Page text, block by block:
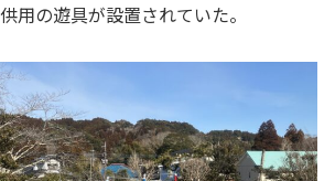
用の遊具が設置されていた。